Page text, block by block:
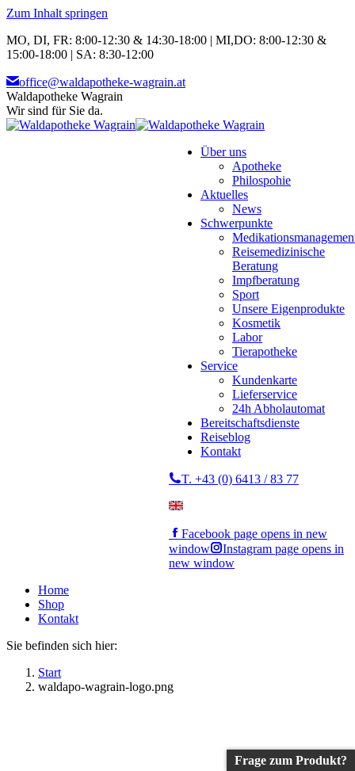
Zum Inhalt springen
MO, DI, FR: 8:00-12:30 & 14:30-18:00 | MI,DO: 8:00-12:30 &
15:00-18:00 | SA: 8:30-12:00
office@waldapotheke-wagrain.at
Waldapotheke Wagrain
Wir sind für Sie da.
Über uns
Apotheke
Philospohie
Aktuelles
News
Schwerpunkte
Reisemedizinische
Beratung
Impfberatung
Sport
Unsere Eigenprodukte
Kosmetik
Labor
Tierapotheke
Service
Kundenkarte
Lieferservice
24h Abholautomat
Bereitschaftsdienste
Reiseblog
Kontakt
T. +43 (0) 6413 / 83 77
Facebook page opens in new
window
Instagram page opens in
new window
Home
Shop
Kontakt
Sie befinden sich hier:
Start
waldapo-wagrain-logo.png
Frage zum Produkt?